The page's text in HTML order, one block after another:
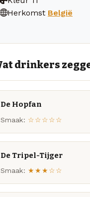
Herkomst België
drinkers
De Hopfan
Smaak: ☆☆☆☆☆
De Tripel-Tijger
Smaak: ★★★☆☆